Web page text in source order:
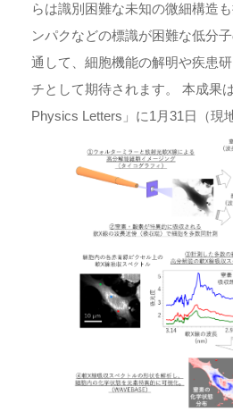
らは識別困難な未知の微細構造
ンパクなどの標識が困難な低分
通して、細胞機能の解明や疾患
チとして期待されます。 本成果
Physics Letters」に1月31日（現